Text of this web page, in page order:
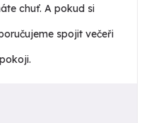
chuť. A pokud si
spojit večeři